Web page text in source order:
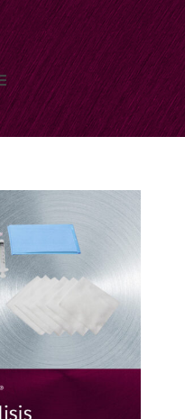
Inicio
Quiénes somos
Documentos
Nuestros productos
Contacto